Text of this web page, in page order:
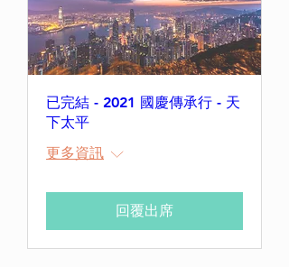
已完結 - 2021 國慶傳承行 - 天
下太平
更多資訊
回覆出席